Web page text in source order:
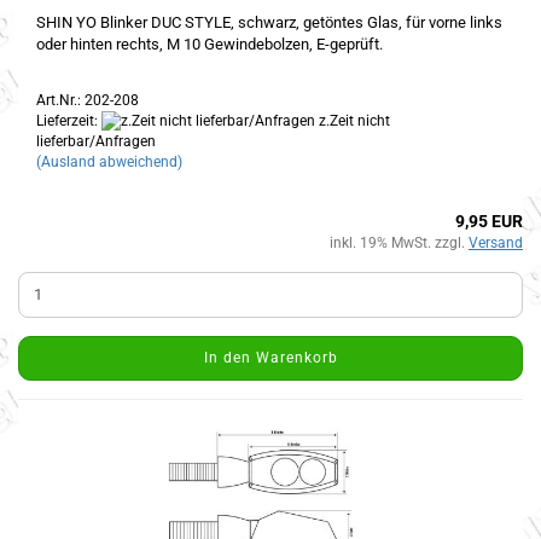
SHIN YO Blinker DUC STYLE, schwarz, getöntes Glas, für vorne links
oder hinten rechts, M 10 Gewindebolzen, E-geprüft.
Art.Nr.: 202-208
Lieferzeit:
z.Zeit nicht
lieferbar/Anfragen
(Ausland abweichend)
9,95 EUR
inkl. 19% MwSt. zzgl. Versand
In den Warenkorb